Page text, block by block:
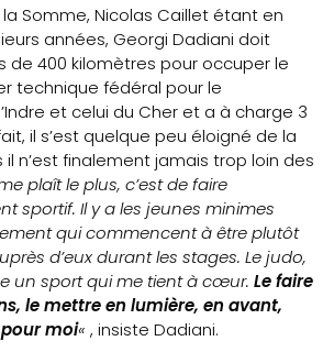
Somme, Nicolas Caillet étant en
années, Georgi Dadiani doit
de 400 kilomètres pour occuper le
technique fédéral pour le
et celui du Cher et a à charge 3
il s’est quelque peu éloigné de la
n’est finalement jamais trop loin des
plaît le plus, c’est de faire
sportif. Il y a les jeunes minimes
qui commencent à être plutôt
d’eux durant les stages. Le judo,
un sport qui me tient à cœur.Le faire
le mettre en lumière, en avant,
pour moi«, insiste Dadiani.